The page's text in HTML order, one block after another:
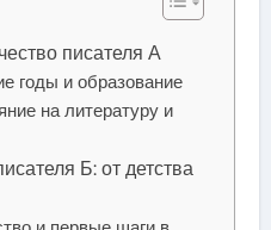
писателя А
годы и образование
на литературу и
Б: от детства